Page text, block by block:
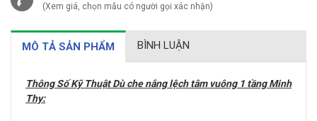
(Xem giá, chọn mẫu có người gọi xác nhận)
MÔ TẢ SẢN PHẨM BÌNH LUẬN
Thông Số Kỹ Thuật Dù che nắng lệch tâm vuông 1 tầng Minh
Thy: